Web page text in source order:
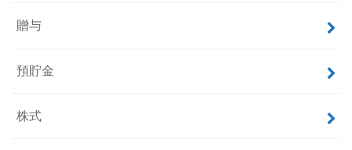
贈与
預貯金
株式